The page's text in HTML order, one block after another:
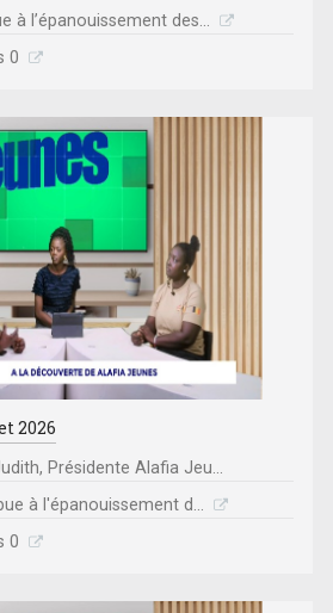
à l’épanouissement des...
0
2026
Présidente Alafia Jeu...
à l'épanouissement d...
0